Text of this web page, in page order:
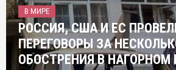
В МИРЕ
РОССИЯ, США И ЕС
ПЕРЕГОВОРЫ ЗА
ОБОСТРЕНИЯ В НАГОРНОМ